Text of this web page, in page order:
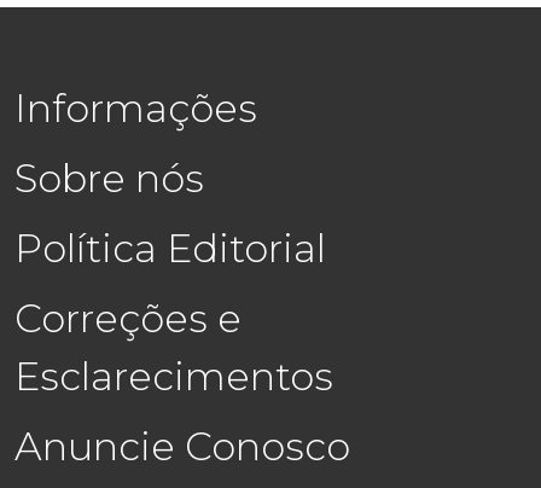
Informações
Sobre nós
Política Editorial
Correções e
Esclarecimentos
Anuncie Conosco